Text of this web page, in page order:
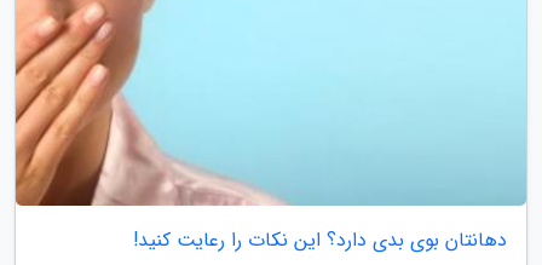
دهانتان بوی بدی دارد؟ این نکات را رعایت کنید!